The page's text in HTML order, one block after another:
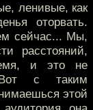
ленивые, как
оторвать.
сейчас... Мы,
расстояний,
и это не
Вот с таким
этой